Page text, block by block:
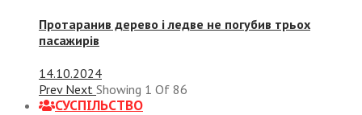
Протаранив дерево і ледве не погубив трьох
пасажирів
14.10.2024
Prev Next Showing 1 Of 86
СУСПIЛЬСТВО